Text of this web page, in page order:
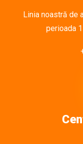
Linia noastră de
perioada